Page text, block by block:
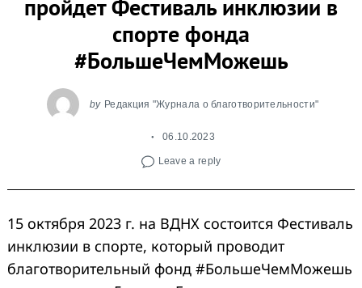
пройдет Фестиваль инклюзии в
спорте фонда
#БольшеЧемМожешь
by Редакция "Журнала о благотворительности"
06.10.2023
Leave a reply
15 октября 2023 г. на ВДНХ состоится Фестиваль
инклюзии в спорте, который проводит
благотворительный фонд #БольшеЧемМожешь
for: